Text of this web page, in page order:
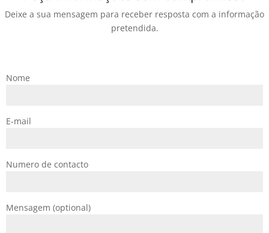
Deixe a sua mensagem para receber resposta com a informação
pretendida.
Nome
E-mail
Numero de contacto
Mensagem (optional)